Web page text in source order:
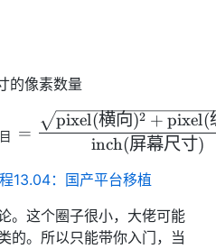
的像素数量
PPI_{\text{每英寸所拥
=
inch(屏幕尺寸)
pixel(横向)2 + pixel(
13.04：国产平台移植
。这个圈子很小，大佬可能
的。所以只能带你入门，当